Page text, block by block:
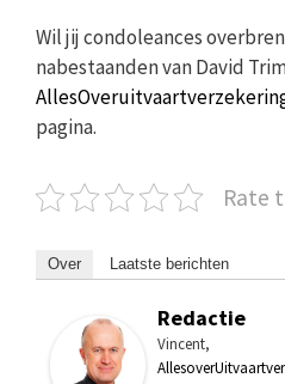
Wil jij condoleances
nabestaanden van David
pagina.
Rate
Over Laatste berichten
Redactie
Vincent,